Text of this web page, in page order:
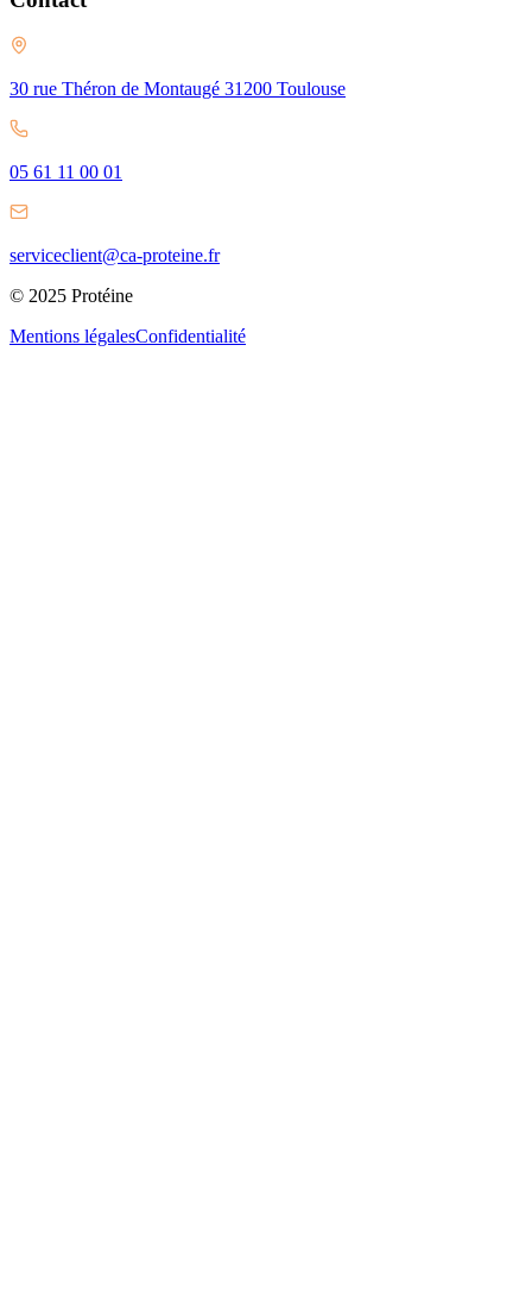
30 rue Théron de Montaugé 31200 Toulouse
05 61 11 00 01
serviceclient@ca-proteine.fr
© 2025 Protéine
Mentions légalesConfidentialité